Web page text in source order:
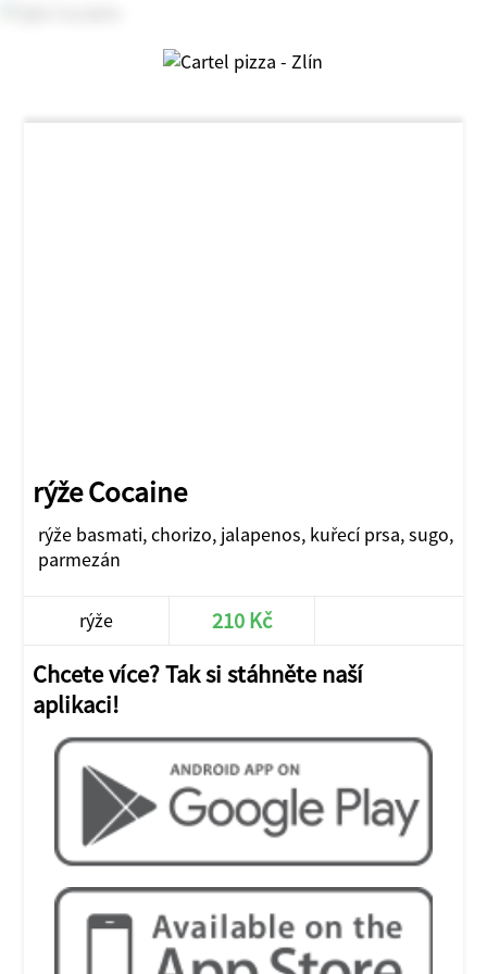
rýže Cocaine
rýže basmati, chorizo, jalapenos, kuřecí prsa, sugo,
parmezán
rýže 210 Kč
Chcete více? Tak si stáhněte naší
aplikaci!